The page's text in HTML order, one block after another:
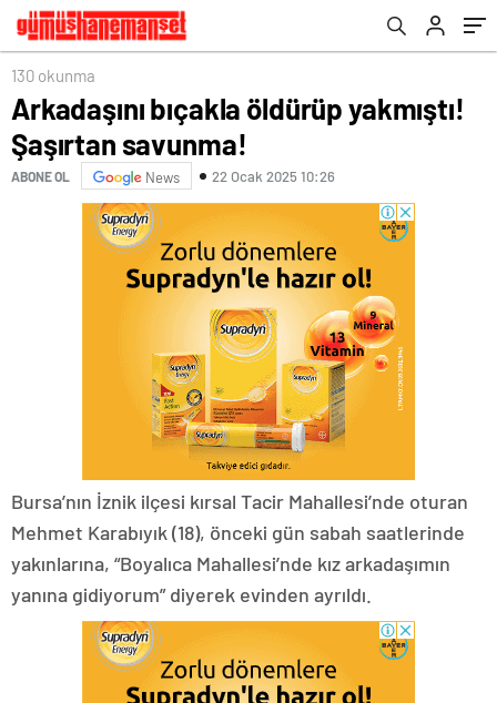
130 okunma
Arkadaşını bıçakla öldürüp yakmıştı!
Şaşırtan savunma!
ABONE OL News 22 Ocak 2025 10:26
Bursa’nın İznik ilçesi kırsal Tacir Mahallesi’nde oturan
Mehmet Karabıyık (18), önceki gün sabah saatlerinde
yakınlarına, “Boyalıca Mahallesi’nde kız arkadaşımın
yanına gidiyorum” diyerek evinden ayrıldı.